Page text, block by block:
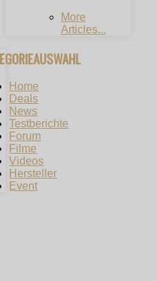
More
Articles...
Home
Deals
News
Testberichte
Forum
Filme
Videos
Hersteller
Event